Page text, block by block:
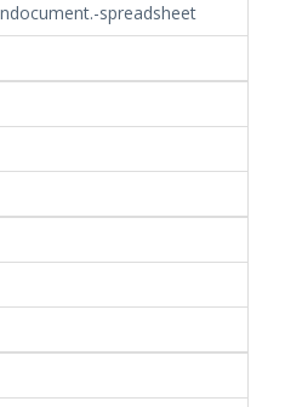
spreadsheet